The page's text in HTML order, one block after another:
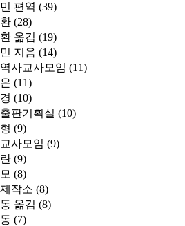
편역 (39)
(28)
옮김 (19)
지음 (14)
사교사모임 (11)
(11)
(10)
판기획실 (10)
(9)
사모임 (9)
(9)
(8)
작소 (8)
옮김 (8)
(7)